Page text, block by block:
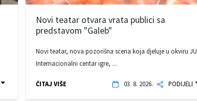
Novi teatar otvara vrata publici sa
predstavom "Galeb"
Novi teatar, nova pozorišna scena koja djeluje u okviru JU
Internacionalni centar igre, ...
ČITAJ VIŠE 03. 8. 2026. PODIJELI